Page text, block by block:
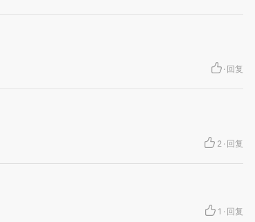
· 回复
2 · 回复
1 · 回复